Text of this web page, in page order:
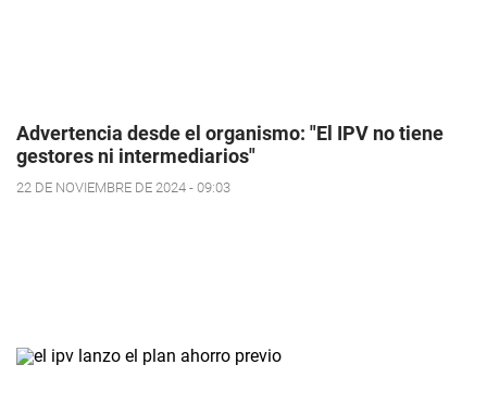
Advertencia desde el organismo: "El IPV no tiene
gestores ni intermediarios"
22 DE NOVIEMBRE DE 2024 - 09:03